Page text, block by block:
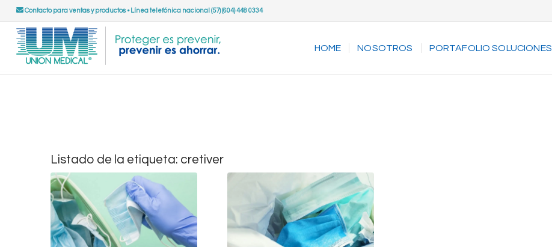
Contacto para ventas y productos• Línea telefónica nacional (57) (604) 448 0334
HOME NOSOTROS PORTAFOLIO SOLUCIONES
Listado de la etiqueta: cretiver